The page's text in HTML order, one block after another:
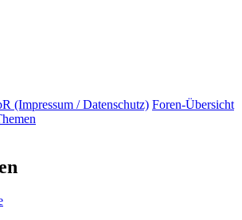
(Impressum / Datenschutz) Foren-Übersicht